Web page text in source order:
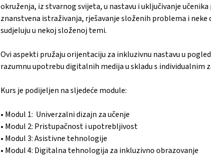
okruženja, iz stvarnog svijeta, u nastavu i uključivanje
znanstvena istraživanja, rješavanje složenih problema i
sudjeluju u nekoj složenoj temi.
Ovi aspekti pružaju orijentaciju za inkluzivnu nastavu u
razumnu upotrebu digitalnih medija u skladu s individualnim
Kurs je podijeljen na sljedeće module:
• Modul 1: Univerzalni dizajn za učenje
• Modul 2: Pristupačnost i upotrebljivost
• Modul 3: Asistivne tehnologije
• Modul 4: Digitalna tehnologija za inkluzivno obrazovanje